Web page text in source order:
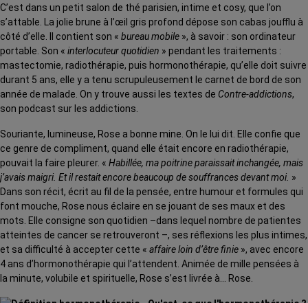
C’est dans un petit salon de thé parisien, intime et cosy, que l’on
s’attable. La jolie brune à l’œil gris profond dépose son cabas joufflu à
côté d’elle. Il contient son « bureau mobile », à savoir : son ordinateur
portable. Son « interlocuteur quotidien » pendant les traitements :
mastectomie, radiothérapie, puis hormonothérapie, qu’elle doit suivre
durant 5 ans, elle y a tenu scrupuleusement le carnet de bord de son
année de malade. On y trouve aussi les textes de Contre-addictions,
son podcast sur les addictions.
Souriante, lumineuse, Rose a bonne mine. On le lui dit. Elle confie que
ce genre de compliment, quand elle était encore en radiothérapie,
pouvait la faire pleurer. « Habillée, ma poitrine paraissait inchangée, mais
j’avais maigri. Et il restait encore beaucoup de souffrances devant moi. »
Dans son récit, écrit au fil de la pensée, entre humour et formules qui
font mouche, Rose nous éclaire en se jouant de ses maux et des
mots. Elle consigne son quotidien –dans lequel nombre de patientes
atteintes de cancer se retrouveront –, ses réflexions les plus intimes,
et sa difficulté à accepter cette « affaire loin d’être finie », avec encore
4 ans d’hormonothérapie qui l’attendent. Animée de mille pensées à
la minute, volubile et spirituelle, Rose s’est livrée à… Rose.